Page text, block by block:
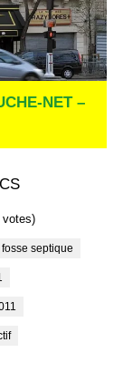
NET –
votes)
fosse septique